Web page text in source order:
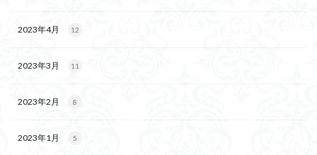
2023年4月 12
2023年3月 11
2023年2月 8
2023年1月 5